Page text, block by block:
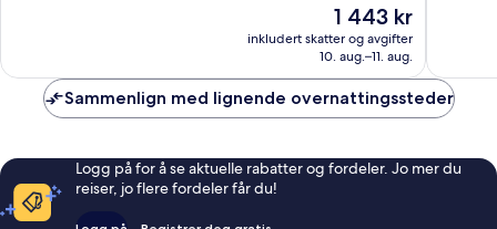
Prisen
1 443 kr
1 443 kr
inkludert skatter og avgifter
10. aug.–11. aug.
Sammenlign med lignende overnattingssteder
Logg på for å se aktuelle rabatter og fordeler. Jo mer du
reiser, jo flere fordeler får du!